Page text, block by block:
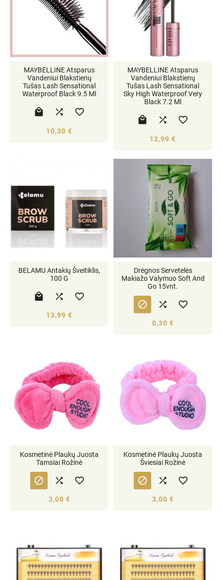
MAYBELLINE Atsparus
Vandeniui Blakstienų
Tušas Lash Sensational
Waterproof Black 9.5 Ml
  
10,30 €
MAYBELLINE Atsparus
Vandeniui Blakstienų
Tušas Lash Sensational
Sky High Waterproof Very
Black 7.2 Ml
  
12,99 €
BELAMU Antakių Šveitiklis,
100 G
  
13,99 €
Drėgnos Servetelės
Makiažo Valymuo Soft And
Go 15vnt.
  
0,30 €
Kosmetinė Plaukų Juosta
Tamsiai Rožinė
  
3,00 €
Kosmetinė Plaukų Juosta
Šviesiai Rožinė
  
3,00 €